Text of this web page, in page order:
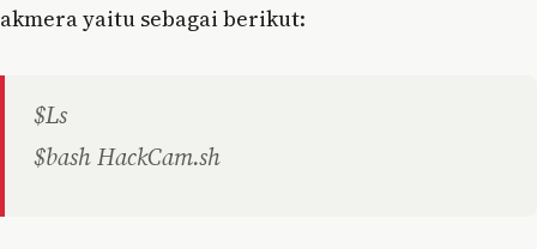
akmera yaitu sebagai berikut:
$Ls
$bash HackCam.sh